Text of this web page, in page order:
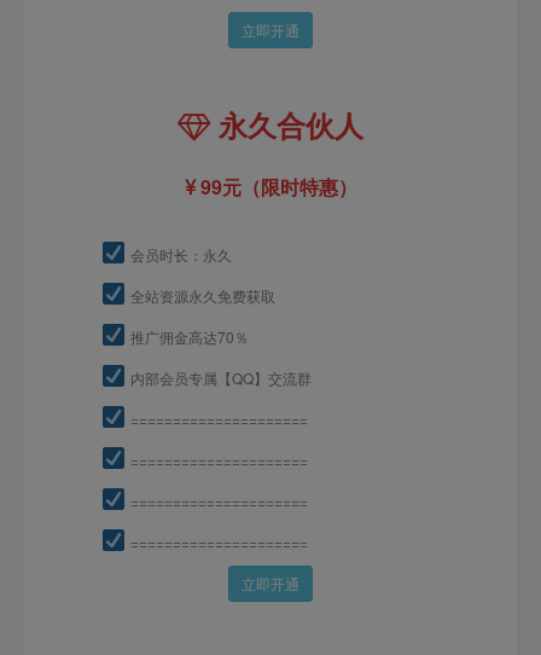
立即开通
永久合伙人
99元（限时特惠）
会员时长：永久
全站资源永久免费获取
推广佣金高达70％
内部会员专属【QQ】交流群
=====================
=====================
=====================
=====================
立即开通